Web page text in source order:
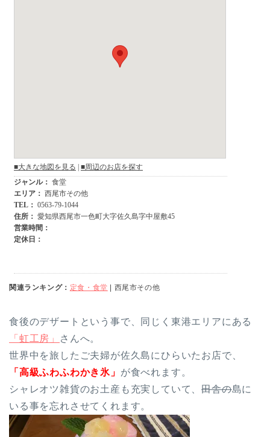
関連ランキング： 定食・食堂 | 西尾市その他
食後のデザートという事で、同じく東港エリアにある
「虹工房」
さんへ。
世界中を旅したご夫婦が佐久島にひらいたお店で、
「 高級ふわふわかき氷」 が食べれます。
シャレオツ雑貨のお土産も充実していて、田舎の島に
いる事を忘れさせてくれます。